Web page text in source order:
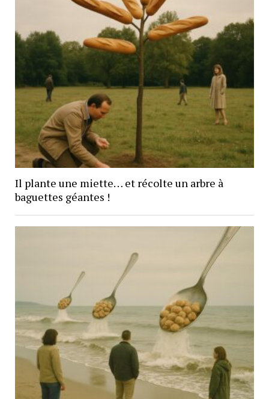
Il plante une miette… et récolte un arbre à
baguettes géantes !